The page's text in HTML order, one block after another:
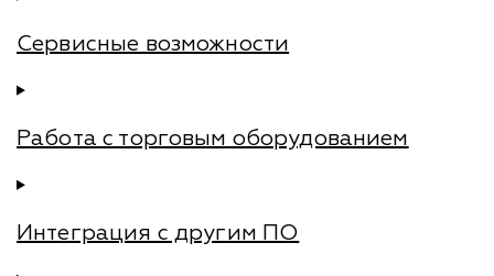
Сервисные возможности
Работа с торговым оборудованием
Интеграция с другим ПО